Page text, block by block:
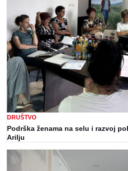
DRUŠTVO
Podrška ženama na selu i razvoj
Arilju